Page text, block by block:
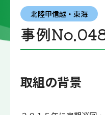
北陸甲信越・東海
事例
取組の背景